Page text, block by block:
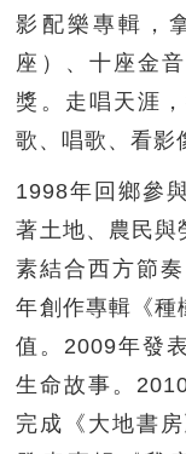
影配樂專輯，
座）、十座金
獎。走唱天涯
歌、唱歌、看影
1998年回鄉參
著土地、農民與
素結合西方節
年創作專輯《種
值。2009年發
生命故事。
完成《大地書